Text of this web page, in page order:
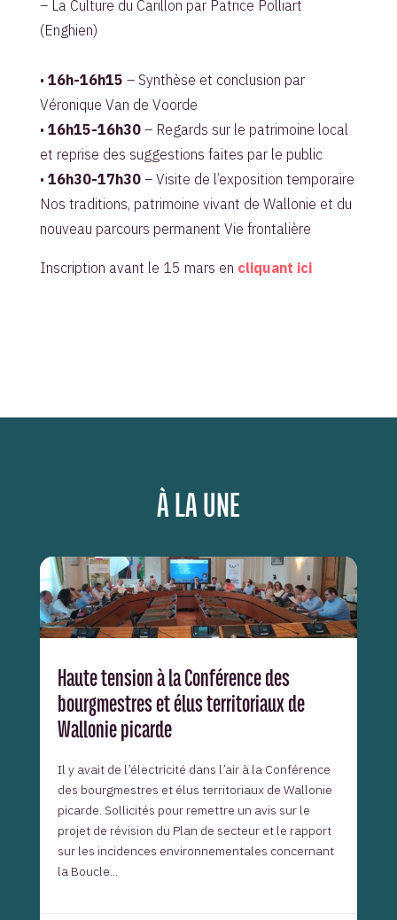
– La Culture du Carillon par Patrice Polliart
(Enghien)
• 16h-16h15 – Synthèse et conclusion par
Véronique Van de Voorde
• 16h15-16h30– Regards sur le patrimoine local
et reprise des suggestions faites par le public
• 16h30-17h30– Visite de l’exposition temporaire
Nos traditions, patrimoine vivant de Wallonie et du
nouveau parcours permanent Vie frontalière
Inscription avant le 15 mars en cliquant ici
À LA UNE
Haute tension à la Conférence des
bourgmestres et élus territoriaux de
Wallonie picarde
Il y avait de l’électricité dans l’air à la Conférence
des bourgmestres et élus territoriaux de Wallonie
picarde. Sollicités pour remettre un avis sur le
projet de révision du Plan de secteur et le rapport
sur les incidences environnementales concernant
la Boucle...